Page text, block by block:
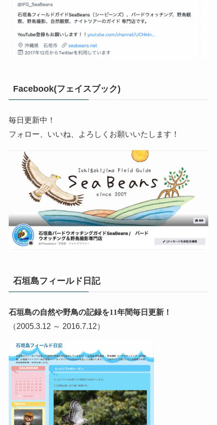
Facebook(フェイスブック)
毎日更新中！
フォロー、いいね、よろしくお願いいたします！
石垣島フィールド日記
石垣島の自然や野鳥の記録を11年間毎日更新！
（2005.3.12 ～ 2016.7.12）